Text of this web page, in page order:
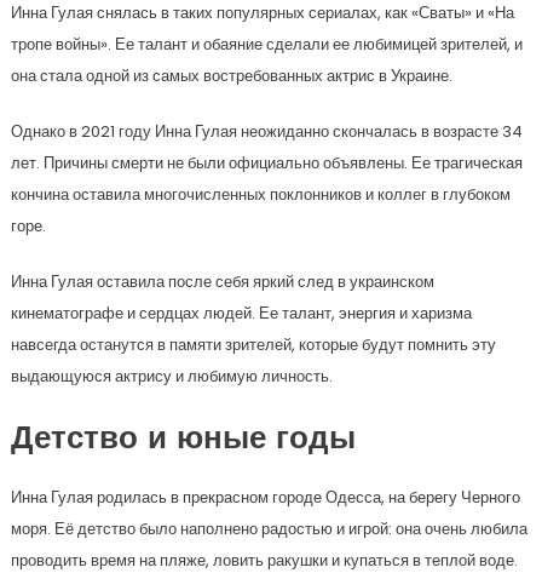
Инна Гулая снялась в таких популярных сериалах, как «Сваты» и «На
тропе войны». Ее талант и обаяние сделали ее любимицей зрителей, и
она стала одной из самых востребованных актрис в Украине.
Однако в 2021 году Инна Гулая неожиданно скончалась в возрасте 34
лет. Причины смерти не были официально объявлены. Ее трагическая
кончина оставила многочисленных поклонников и коллег в глубоком
горе.
Инна Гулая оставила после себя яркий след в украинском
кинематографе и сердцах людей. Ее талант, энергия и харизма
навсегда останутся в памяти зрителей, которые будут помнить эту
выдающуюся актрису и любимую личность.
Детство и юные годы
Инна Гулая родилась в прекрасном городе Одесса, на берегу Черного
моря. Её детство было наполнено радостью и игрой: она очень любила
проводить время на пляже, ловить ракушки и купаться в теплой воде.